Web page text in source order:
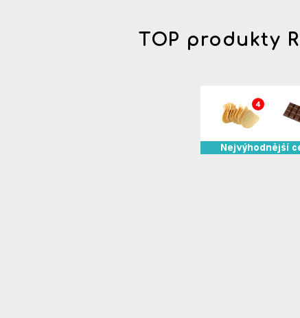
TOP produkty